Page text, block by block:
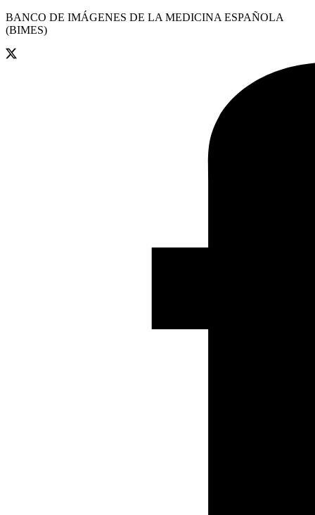
BANCO DE IMÁGENES DE LA MEDICINA ESPAÑOLA
(BIMES)